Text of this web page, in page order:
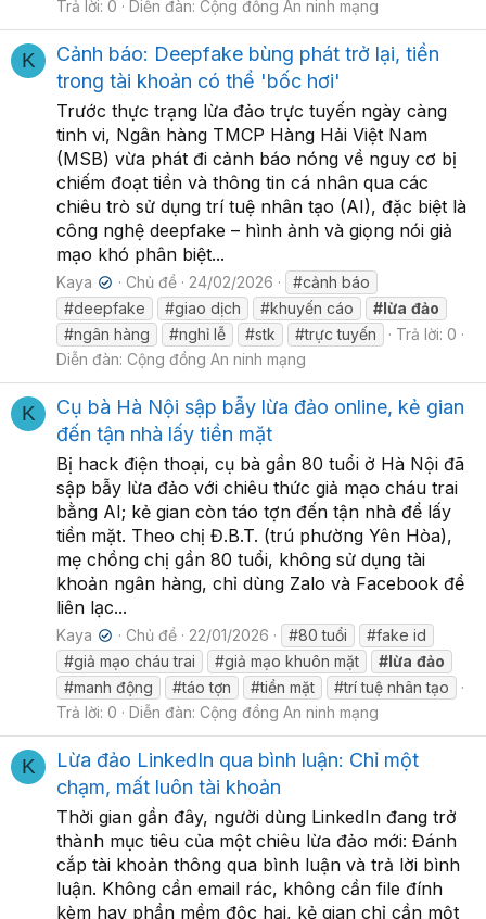
Trả lời: 0 Diễn đàn: Cộng đồng An ninh mạng
K
Cảnh báo: Deepfake bùng phát trở lại, tiền
trong tài khoản có thể 'bốc hơi'
Trước thực trạng lừa đảo trực tuyến ngày càng
tinh vi, Ngân hàng TMCP Hàng Hải Việt Nam
(MSB) vừa phát đi cảnh báo nóng về nguy cơ bị
chiếm đoạt tiền và thông tin cá nhân qua các
chiêu trò sử dụng trí tuệ nhân tạo (AI), đặc biệt là
công nghệ deepfake – hình ảnh và giọng nói giả
mạo khó phân biệt...
Kaya ✔ Chủ đề 24/02/2026
#cảnh báo
#deepfake
#giao dịch #khuyến cáo #lừa đảo
#ngân hàng
#nghỉ lễ #stk #trực tuyến
Trả lời: 0
Diễn đàn: Cộng đồng An ninh mạng
K
Cụ bà Hà Nội sập bẫy lừa đảo online, kẻ gian
đến tận nhà lấy tiền mặt
Bị hack điện thoại, cụ bà gần 80 tuổi ở Hà Nội đã
sập bẫy lừa đảo với chiêu thức giả mạo cháu trai
bằng AI; kẻ gian còn táo tợn đến tận nhà để lấy
tiền mặt. Theo chị Đ.B.T. (trú phường Yên Hòa),
mẹ chồng chị gần 80 tuổi, không sử dụng tài
khoản ngân hàng, chỉ dùng Zalo và Facebook để
liên lạc...
Kaya ✔ Chủ đề 22/01/2026 #80 tuổi
#fake id
#giả mạo cháu trai
#giả mạo khuôn mặt #lừa đảo
#manh động
#táo tợn #tiền mặt
#trí tuệ nhân tạo
Trả lời: 0
Diễn đàn: Cộng đồng An ninh mạng
K
Lừa đảo LinkedIn qua bình luận: Chỉ một
chạm, mất luôn tài khoản
Thời gian gần đây, người dùng LinkedIn đang trở
thành mục tiêu của một chiêu lừa đảo mới: Đánh
cắp tài khoản thông qua bình luận và trả lời bình
luận. Không cần email rác, không cần file đính
kèm hay phần mềm độc hại, kẻ gian chỉ cần một